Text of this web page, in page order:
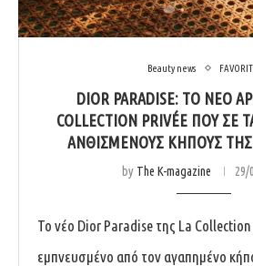
Beauty news
DIOR PARADISE: ΤΟ ΝΈΟ
COLLECTION PRIVÉE ΠΟΥ ΣΕ
ΑΝΘΙΣΜΈΝΟΥΣ ΚΉΠΟΥΣ
by The K-magazine 29/
Το νέο Dior Paradise της La Collection
εμπνευσμένο από τον αγαπημένο